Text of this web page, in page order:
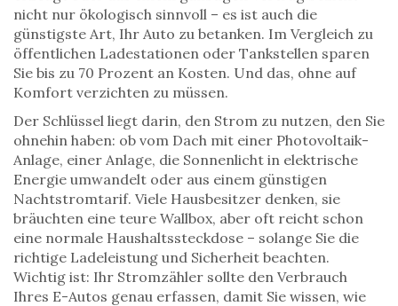
nicht nur ökologisch sinnvoll – es ist auch die
günstigste Art, Ihr Auto zu betanken. Im Vergleich zu
öffentlichen Ladestationen oder Tankstellen sparen
Sie bis zu 70 Prozent an Kosten. Und das, ohne auf
Komfort verzichten zu müssen.
Der Schlüssel liegt darin, den Strom zu nutzen, den Sie
ohnehin haben: ob vom Dach mit einer Photovoltaik-
Anlage, einer Anlage, die Sonnenlicht in elektrische
Energie umwandelt oder aus einem günstigen
Nachtstromtarif. Viele Hausbesitzer denken, sie
bräuchten eine teure Wallbox, aber oft reicht schon
eine normale Haushaltssteckdose – solange Sie die
richtige Ladeleistung und Sicherheit beachten.
Wichtig ist: Ihr Stromzähler sollte den Verbrauch
Ihres E-Autos genau erfassen, damit Sie wissen, wie